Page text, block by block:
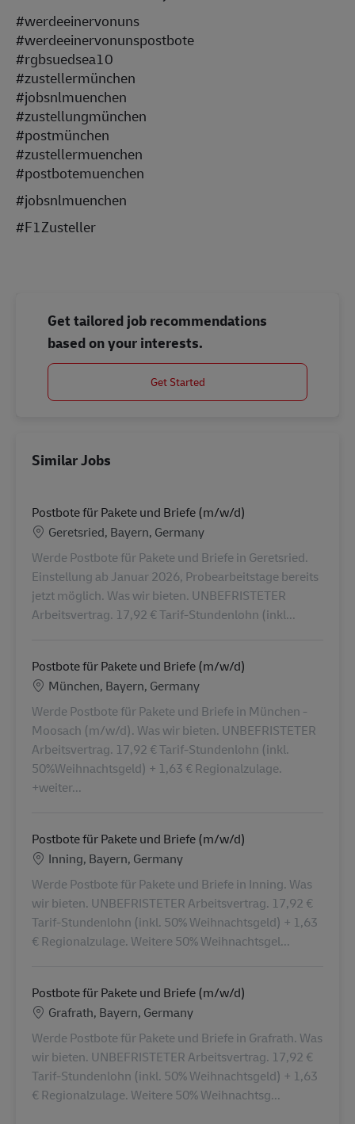
#werdeeinervonuns
#werdeeinervonunspostbote
#rgbsuedsea10
#zustellermünchen
#jobsnlmuenchen
#zustellungmünchen
#postmünchen
#zustellermuenchen
#postbotemuenchen
#jobsnlmuenchen
#F1Zusteller
Get tailored job recommendations
based on your interests.
Get Started
Similar Jobs
Postbote für Pakete und Briefe (m/w/d)
Location
Geretsried, Bayern, Germany
Werde Postbote für Pakete und Briefe in Geretsried.
Einstellung ab Januar 2026, Probearbeitstage bereits
jetzt möglich. Was wir bieten. UNBEFRISTETER
Arbeitsvertrag. 17,92 € Tarif-Stundenlohn (inkl...
Postbote für Pakete und Briefe (m/w/d)
Location
München, Bayern, Germany
Werde Postbote für Pakete und Briefe in München -
Moosach (m/w/d). Was wir bieten. UNBEFRISTETER
Arbeitsvertrag. 17,92 € Tarif-Stundenlohn (inkl.
50%Weihnachtsgeld) + 1,63 € Regionalzulage.
+weiter...
Postbote für Pakete und Briefe (m/w/d)
Location
Inning, Bayern, Germany
Werde Postbote für Pakete und Briefe in Inning. Was
wir bieten. UNBEFRISTETER Arbeitsvertrag. 17,92 €
Tarif-Stundenlohn (inkl. 50% Weihnachtsgeld) + 1,63
€ Regionalzulage. Weitere 50% Weihnachtsgel...
Postbote für Pakete und Briefe (m/w/d)
Location
Grafrath, Bayern, Germany
Werde Postbote für Pakete und Briefe in Grafrath. Was
wir bieten. UNBEFRISTETER Arbeitsvertrag. 17,92 €
Tarif-Stundenlohn (inkl. 50% Weihnachtsgeld) + 1,63
€ Regionalzulage. Weitere 50% Weihnachtsg...